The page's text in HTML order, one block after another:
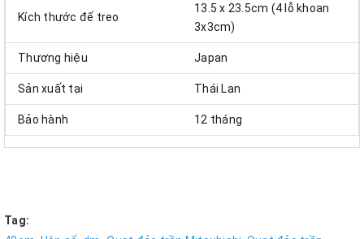
Kích thước đế treo
13.5 x 23.5cm (4 lỗ khoan
3x3cm)
Thương hiệu Japan
Sản xuất tại Thái Lan
Bảo hành 12 tháng
Tag: